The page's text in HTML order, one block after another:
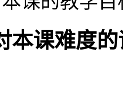
本课难度